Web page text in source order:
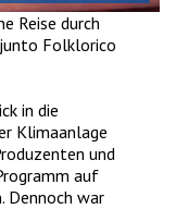
Reise durch
Folklorico
in die
Klimaanlage
und
auf
Dennoch war